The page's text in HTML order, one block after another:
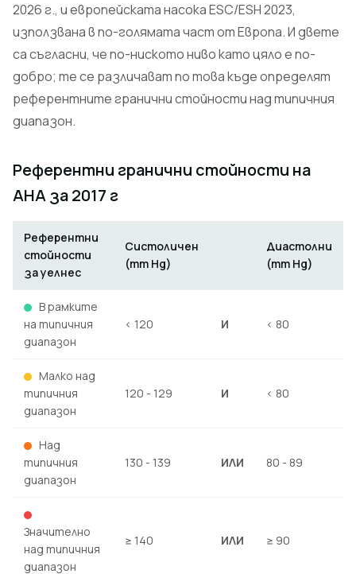
2026 г., и европейската насока ESC/ESH 2023,
използвана в по-голямата част от Европа. И двете
са съгласни, че по-ниското ниво като цяло е по-
добро; те се различават по това къде определят
референтните гранични стойности над типичния
диапазон.
Референтни гранични стойности на
AHA за 2017 г
Референтни
стойности
за уелнес
Систоличен
(mm Hg)
Диастолни
(mm Hg)
В рамките
на типичния
диапазон
< 120 И < 80
Малко над
типичния
диапазон
120 - 129 И < 80
Над
типичния
диапазон
130 - 139 ИЛИ 80 - 89
Значително
над типичния
диапазон
≥ 140 ИЛИ ≥ 90